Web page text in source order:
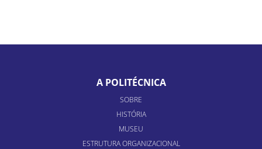
A POLITÉCNICA
SOBRE
HISTÓRIA
MUSEU
ESTRUTURA ORGANIZACIONAL